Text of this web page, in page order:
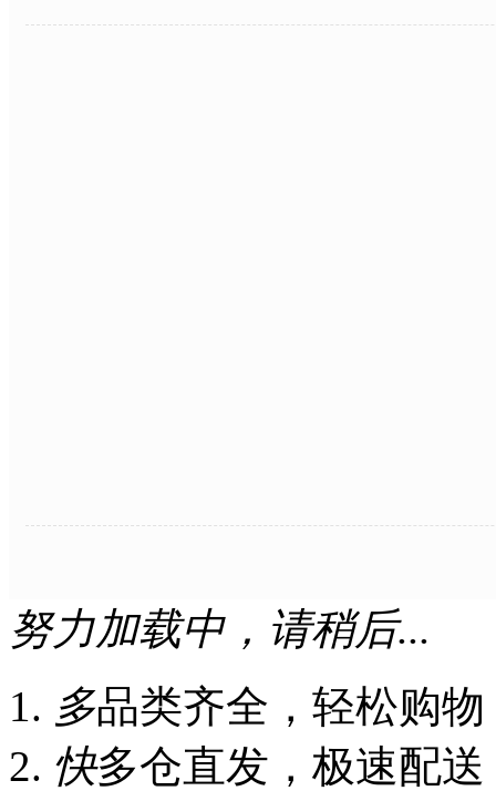
努力加载中，请稍后...
多品类齐全，轻松购物
快多仓直发，极速配送